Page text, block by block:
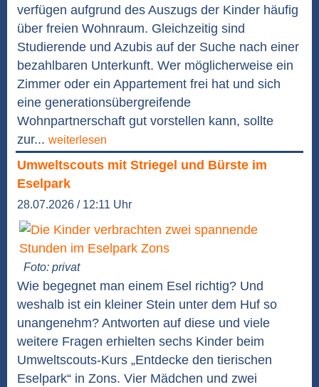
verfügen aufgrund des Auszugs der Kinder häufig
über freien Wohnraum. Gleichzeitig sind
Studierende und Azubis auf der Suche nach einer
bezahlbaren Unterkunft. Wer möglicherweise ein
Zimmer oder ein Appartement frei hat und sich
eine generationsübergreifende
Wohnpartnerschaft gut vorstellen kann, sollte
zur... weiterlesen
Umweltscouts mit Striegel und Bürste im
Eselpark
28.07.2026 / 12:11 Uhr
Foto: privat
Wie begegnet man einem Esel richtig? Und
weshalb ist ein kleiner Stein unter dem Huf so
unangenehm? Antworten auf diese und viele
weitere Fragen erhielten sechs Kinder beim
Umweltscouts-Kurs „Entdecke den tierischen
Eselpark“ in Zons. Vier Mädchen und zwei